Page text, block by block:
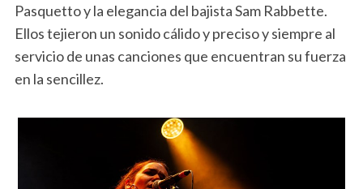
Pasquetto y la elegancia del bajista Sam Rabbette.
Ellos tejieron un sonido cálido y preciso y siempre al
servicio de unas canciones que encuentran su fuerza
en la sencillez.